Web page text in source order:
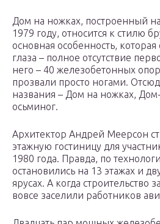
Дом на ножках, построенный
1979 году, относится к стилю
основная особенность, которая
глаза – полное отсутствие
него – 40 железобетонных
прозвали просто ногами.
названия – Дом на ножках,
осьминог.
Архитектор Андрей Меерсон
этажную гостиницу для
1980 года. Правда, по
остановились на 13 этажах и
ярусах. А когда строительство
вовсе заселили работников